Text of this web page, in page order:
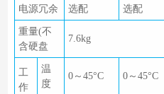
电源冗余 选配 选配
重量(不
含硬盘
7.6kg
工
作
温
度
0～45°C 0～45°C